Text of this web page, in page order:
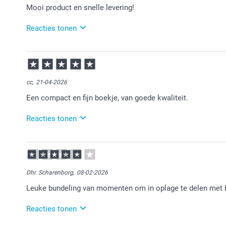
Mooi product en snelle levering!
Reacties tonen
15-05-2026
13:43
Bedankt voor je review. Fijn dat je blij bent met je
cc, 21-04-2026
Een compact en fijn boekje, van goede kwaliteit.
Reacties tonen
22-04-2026
10:05
Bedankt voor je review. Heel fijn dat je blij bent met
er van!
Dhr. Scharenborg, 08-02-2026
Leuke bundeling van momenten om in oplage te delen met
Reacties tonen